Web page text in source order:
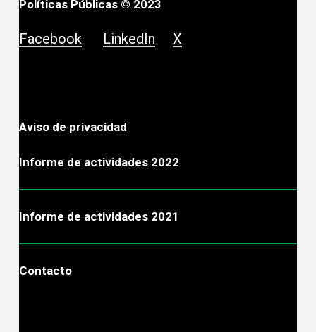
Políticas Públicas © 2023
Facebook LinkedIn X
Aviso de privacidad
Informe de actividades 2022
Informe de actividades 2021
Contacto